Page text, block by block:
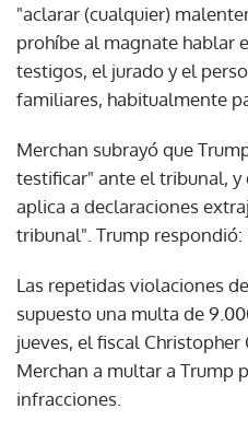
"aclarar (cualquier)
prohíbe al magnate hablar
testigos, el jurado y el
familiares, habitualmente
Merchan subrayó que
testificar" ante el tribunal, y
aplica a declaraciones
tribunal". Trump respondió:
Las repetidas violaciones
supuesto una multa de
jueves, el fiscal
Merchan a multar a Trump
infracciones.